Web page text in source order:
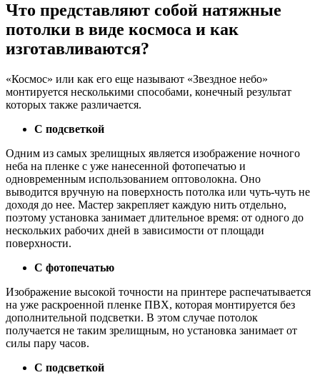
Что представляют собой натяжные
потолки в виде космоса и как
изготавливаются?
«Космос» или как его еще называют «Звездное небо»
монтируется несколькими способами, конечный результат
которых также различается.
С подсветкой
Одним из самых зрелищных является изображение ночного
неба на пленке с уже нанесенной фотопечатью и
одновременным использованием оптоволокна. Оно
выводится вручную на поверхность потолка или чуть-чуть не
доходя до нее. Мастер закрепляет каждую нить отдельно,
поэтому установка занимает длительное время: от одного до
нескольких рабочих дней в зависимости от площади
поверхности.
С фотопечатью
Изображение высокой точности на принтере распечатывается
на уже раскроенной пленке ПВХ, которая монтируется без
дополнительной подсветки. В этом случае потолок
получается не таким зрелищным, но установка занимает от
силы пару часов.
С подсветкой